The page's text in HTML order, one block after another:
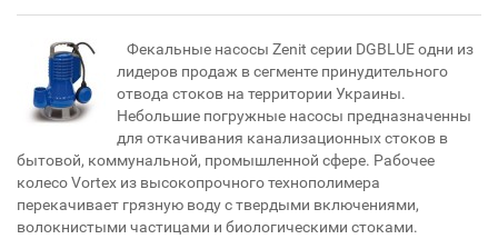
Фекальные насосы Zenit серии DGBLUE одни из
лидеров продаж в сегменте принудительного
отвода стоков на территории Украины.
Небольшие погружные насосы предназначенны
для откачивания канализационных стоков в
бытовой, коммунальной, промышленной сфере. Рабочее
колесо Vortex из высокопрочного технополимера
перекачивает грязную воду с твердыми включениями,
волокнистыми частицами и биологическими стоками.